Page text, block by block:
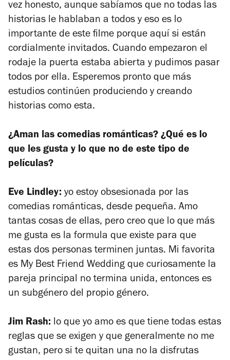
vez honesto, aunque sabíamos que no todas las
historias le hablaban a todos y eso es lo
importante de este filme porque aquí si están
cordialmente invitados. Cuando empezaron el
rodaje la puerta estaba abierta y pudimos pasar
todos por ella. Esperemos pronto que más
estudios continúen produciendo y creando
historias como esta.
¿Aman las comedias románticas? ¿Qué es lo
que les gusta y lo que no de este tipo de
películas?
Eve Lindley: yo estoy obsesionada por las
comedias románticas, desde pequeña. Amo
tantas cosas de ellas, pero creo que lo que más
me gusta es la formula que existe para que
estas dos personas terminen juntas. Mi favorita
es My Best Friend Wedding que curiosamente la
pareja principal no termina unida, entonces es
un subgénero del propio género.
Jim Rash: lo que yo amo es que tiene todas estas
reglas que se exigen y que generalmente no me
gustan, pero si te quitan una no la disfrutas